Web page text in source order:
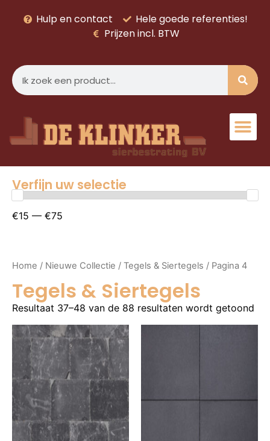
Hulp en contact
Hele goede referenties!
Prijzen incl. BTW
Verfijn uw selectie
€15 — €75
Home / Nieuwe Collectie / Tegels & Siertegels / Pagina 4
Tegels & Siertegels
Resultaat 37–48 van de 88 resultaten wordt getoond